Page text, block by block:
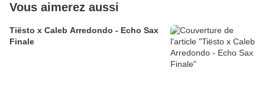
Vous aimerez aussi
Tiësto x Caleb Arredondo - Echo Sax
Finale